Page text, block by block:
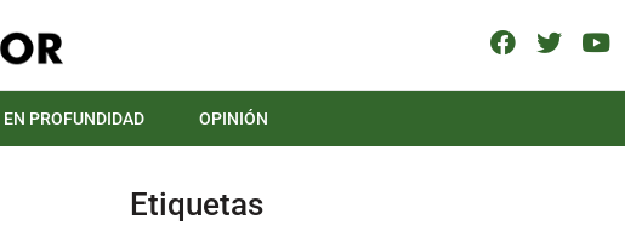
EN PROFUNDIDAD OPINIÓN
Etiquetas